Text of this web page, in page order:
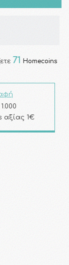
71 Homecoins
αξίας 1€